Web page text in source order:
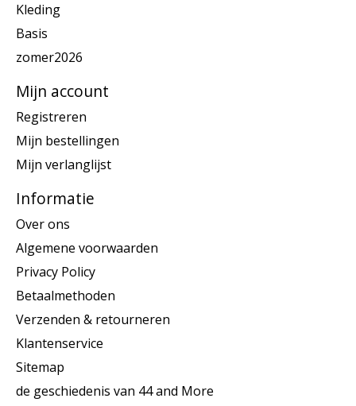
Kleding
Basis
zomer2026
Mijn account
Registreren
Mijn bestellingen
Mijn verlanglijst
Informatie
Over ons
Algemene voorwaarden
Privacy Policy
Betaalmethoden
Verzenden & retourneren
Klantenservice
Sitemap
de geschiedenis van 44 and More